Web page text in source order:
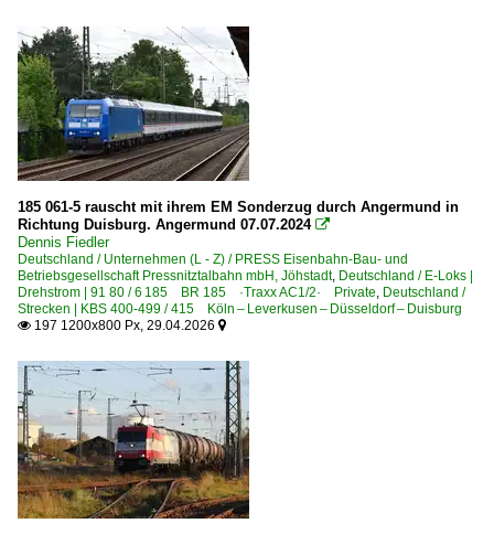
185 061-5 rauscht mit ihrem EM Sonderzug durch Angermund in
Richtung Duisburg. Angermund 07.07.2024 
Dennis Fiedler
Deutschland / Unternehmen (L - Z) / PRESS Eisenbahn-Bau- und
Betriebsgesellschaft Pressnitztalbahn mbH, Jöhstadt, Deutschland / E-Loks |
Drehstrom | 91 80 / 6 185 BR 185 ·Traxx AC1/2· Private, Deutschland /
Strecken | KBS 400-499 / 415 Köln – Leverkusen – Düsseldorf – Duisburg
 197 1200x800 Px, 29.04.2026 